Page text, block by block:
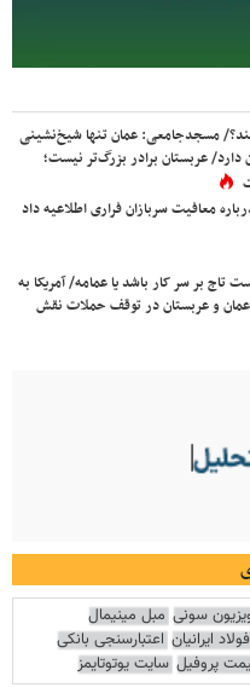
مسجدجامعی: عمان تنها شیخ‌نشینی
دارد/ عربستان برادر بزرگ‌تر نیست؛
معافیت سربازان فراری اطلاعیه داد
تاج بر سر کار باشد یا عمامه/ آمریکا به
و عربستان در توقف حملات نقش
سونی مبل مینیمال
ایرانیان اعتبارسنجی بانکی
پروفیل سایت یوتوتایمز